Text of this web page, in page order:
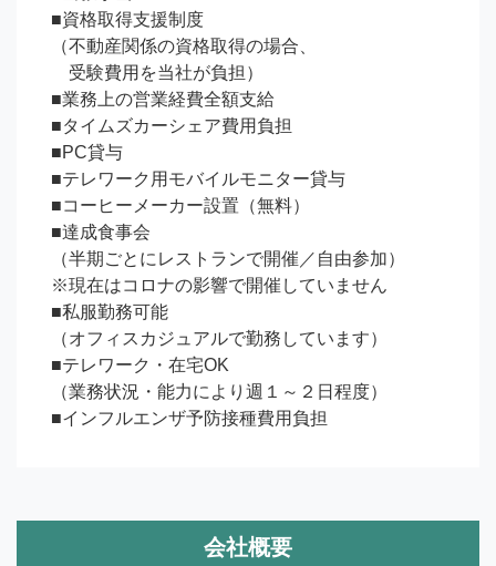
■資格取得支援制度
（不動産関係の資格取得の場合、
受験費用を当社が負担）
■業務上の営業経費全額支給
■タイムズカーシェア費用負担
■PC貸与
■テレワーク用モバイルモニター貸与
■コーヒーメーカー設置（無料）
■達成食事会
（半期ごとにレストランで開催／自由参加）
※現在はコロナの影響で開催していません
■私服勤務可能
（オフィスカジュアルで勤務しています）
■テレワーク・在宅OK
（業務状況・能力により週１～２日程度）
■インフルエンザ予防接種費用負担
会社概要